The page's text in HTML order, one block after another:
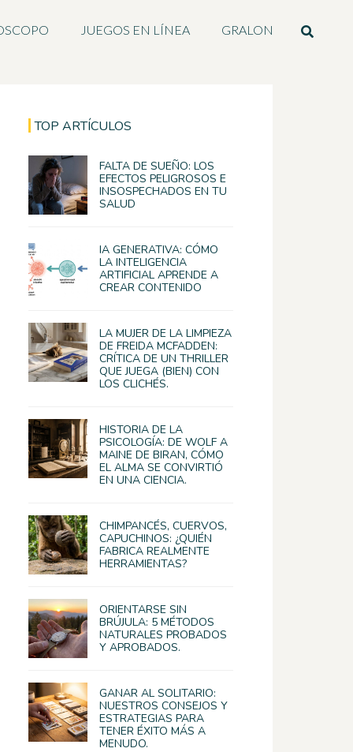
JUEGOS EN LÍNEA GRALON
TOP ARTÍCULOS
FALTA DE SUEÑO: LOS
EFECTOS PELIGROSOS E
INSOSPECHADOS EN TU
SALUD
IA GENERATIVA: CÓMO
LA INTELIGENCIA
ARTIFICIAL APRENDE A
CREAR CONTENIDO
LA MUJER DE LA LIMPIEZA
DE FREIDA MCFADDEN:
CRÍTICA DE UN THRILLER
QUE JUEGA (BIEN) CON
LOS CLICHÉS.
HISTORIA DE LA
PSICOLOGÍA: DE WOLF A
MAINE DE BIRAN, CÓMO
EL ALMA SE CONVIRTIÓ
EN UNA CIENCIA.
CHIMPANCÉS, CUERVOS,
CAPUCHINOS: ¿QUIÉN
FABRICA REALMENTE
HERRAMIENTAS?
ORIENTARSE SIN
BRÚJULA: 5 MÉTODOS
NATURALES PROBADOS
Y APROBADOS.
GANAR AL SOLITARIO:
NUESTROS CONSEJOS Y
ESTRATEGIAS PARA
TENER ÉXITO MÁS A
MENUDO.